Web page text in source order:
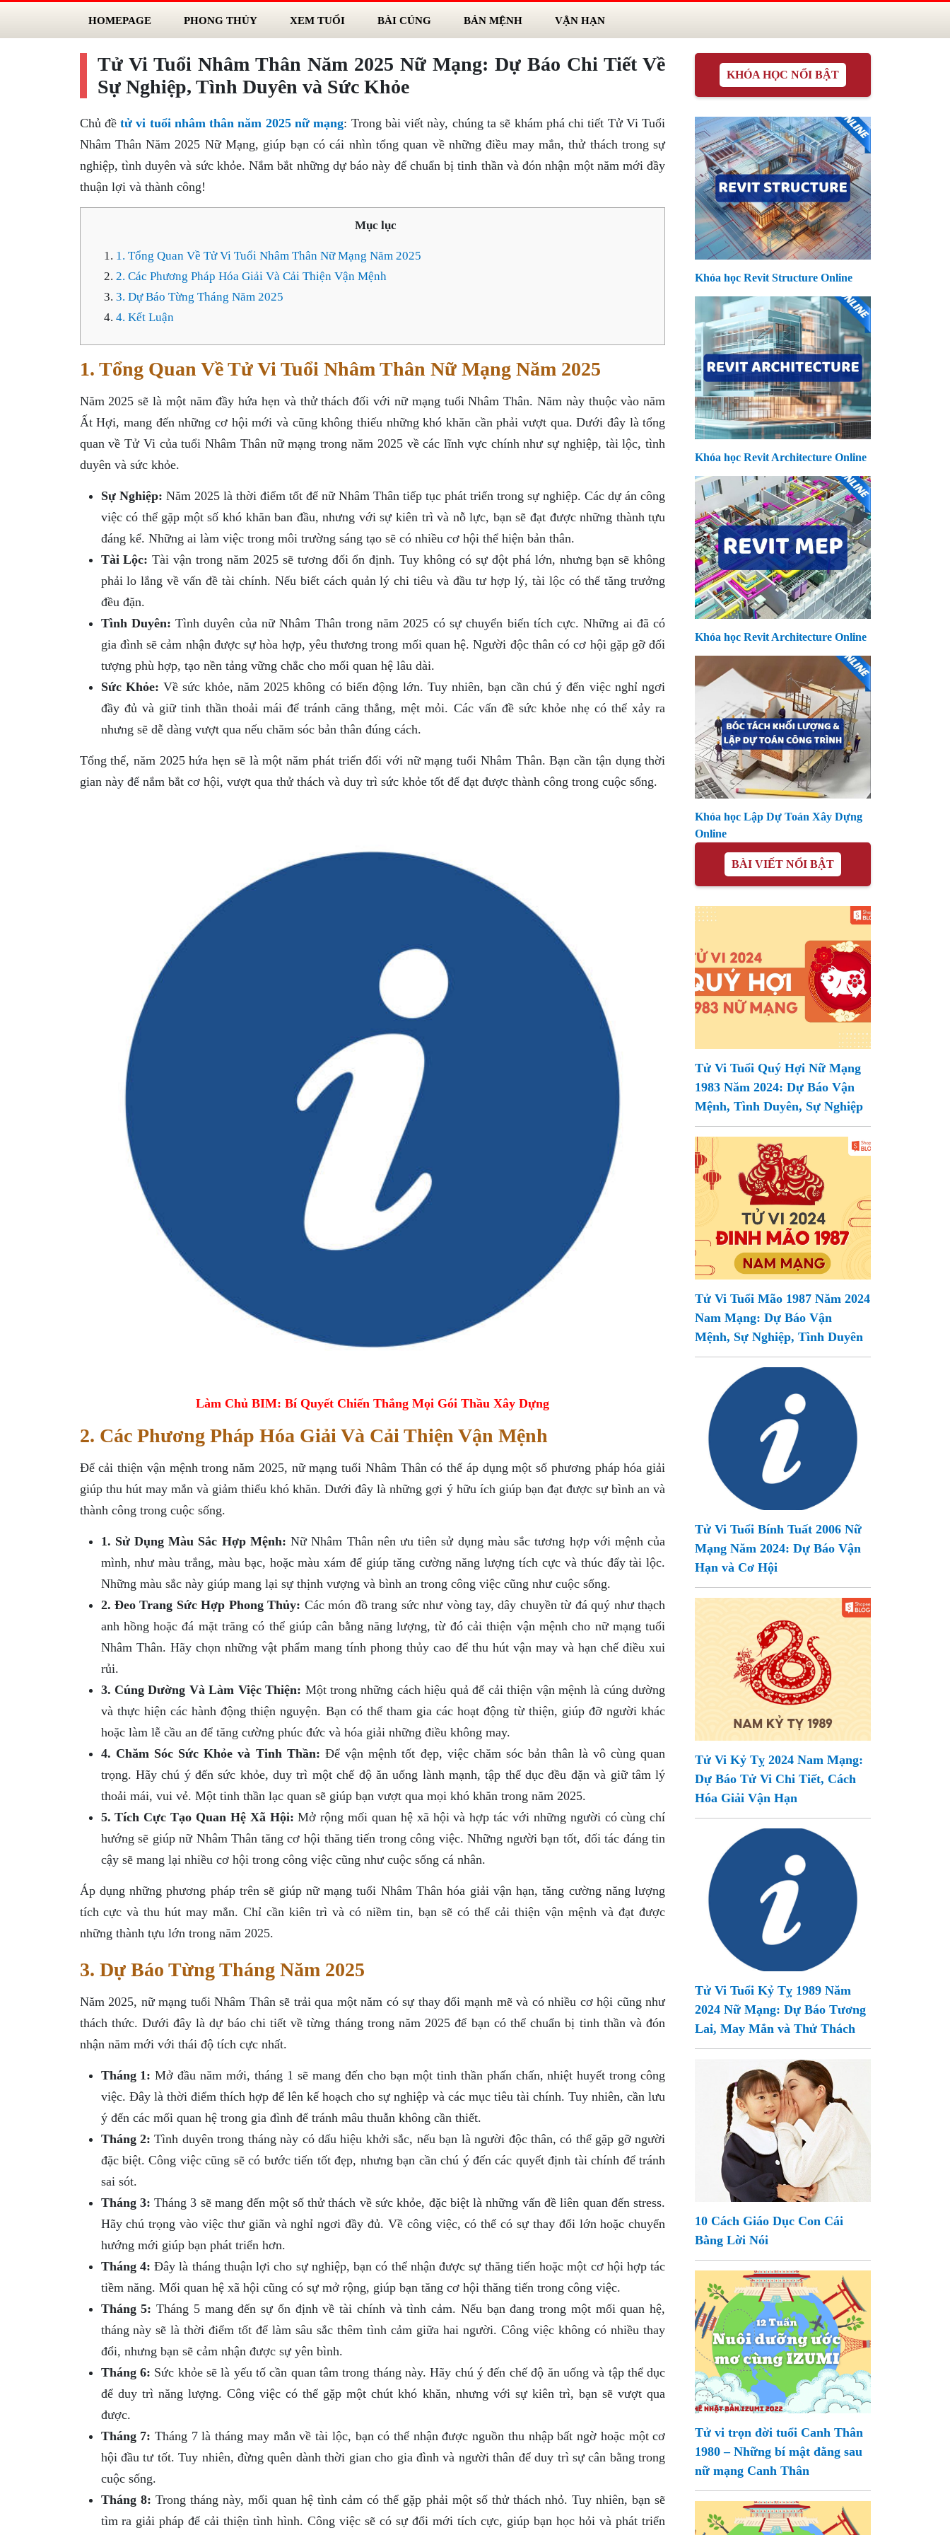
HOMEPAGE PHONG THỦY XEM TUỔI BÀI CÚNG BẢN MỆNH VẬN HẠN
Tử Vi Tuổi Nhâm Thân Năm 2025 Nữ Mạng: Dự Báo Chi Tiết Về
Sự Nghiệp, Tình Duyên và Sức Khỏe
Chủ đềtử vi tuổi nhâm thân năm 2025 nữ mạng: Trong bài viết này, chúng ta sẽ khám phá chi tiết Tử Vi Tuổi
Nhâm Thân Năm 2025 Nữ Mạng, giúp bạn có cái nhìn tổng quan về những điều may mắn, thử thách trong sự
nghiệp, tình duyên và sức khỏe. Nắm bắt những dự báo này để chuẩn bị tinh thần và đón nhận một năm mới đầy
thuận lợi và thành công!
Mục lục
1. Tổng Quan Về Tử Vi Tuổi Nhâm Thân Nữ Mạng Năm 2025
2. Các Phương Pháp Hóa Giải Và Cải Thiện Vận Mệnh
3. Dự Báo Từng Tháng Năm 2025
4. Kết Luận
1. Tổng Quan Về Tử Vi Tuổi Nhâm Thân Nữ Mạng Năm 2025
Năm 2025 sẽ là một năm đầy hứa hẹn và thử thách đối với nữ mạng tuổi Nhâm Thân. Năm này thuộc vào năm
Ất Hợi, mang đến những cơ hội mới và cũng không thiếu những khó khăn cần phải vượt qua. Dưới đây là tổng
quan về Tử Vi của tuổi Nhâm Thân nữ mạng trong năm 2025 về các lĩnh vực chính như sự nghiệp, tài lộc, tình
duyên và sức khỏe.
Sự Nghiệp: Năm 2025 là thời điểm tốt để nữ Nhâm Thân tiếp tục phát triển trong sự nghiệp. Các dự án công
việc có thể gặp một số khó khăn ban đầu, nhưng với sự kiên trì và nỗ lực, bạn sẽ đạt được những thành tựu
đáng kể. Những ai làm việc trong môi trường sáng tạo sẽ có nhiều cơ hội thể hiện bản thân.
Tài Lộc: Tài vận trong năm 2025 sẽ tương đối ổn định. Tuy không có sự đột phá lớn, nhưng bạn sẽ không
phải lo lắng về vấn đề tài chính. Nếu biết cách quản lý chi tiêu và đầu tư hợp lý, tài lộc có thể tăng trưởng
đều đặn.
Tình Duyên: Tình duyên của nữ Nhâm Thân trong năm 2025 có sự chuyển biến tích cực. Những ai đã có
gia đình sẽ cảm nhận được sự hòa hợp, yêu thương trong mối quan hệ. Người độc thân có cơ hội gặp gỡ đối
tượng phù hợp, tạo nền tảng vững chắc cho mối quan hệ lâu dài.
Sức Khỏe: Về sức khỏe, năm 2025 không có biến động lớn. Tuy nhiên, bạn cần chú ý đến việc nghỉ ngơi
đầy đủ và giữ tinh thần thoải mái để tránh căng thẳng, mệt mỏi. Các vấn đề sức khỏe nhẹ có thể xảy ra
nhưng sẽ dễ dàng vượt qua nếu chăm sóc bản thân đúng cách.
Tổng thể, năm 2025 hứa hẹn sẽ là một năm phát triển đối với nữ mạng tuổi Nhâm Thân. Bạn cần tận dụng thời
gian này để nắm bắt cơ hội, vượt qua thử thách và duy trì sức khỏe tốt để đạt được thành công trong cuộc sống.
Làm Chủ BIM: Bí Quyết Chiến Thắng Mọi Gói Thầu Xây Dựng
2. Các Phương Pháp Hóa Giải Và Cải Thiện Vận Mệnh
Để cải thiện vận mệnh trong năm 2025, nữ mạng tuổi Nhâm Thân có thể áp dụng một số phương pháp hóa giải
giúp thu hút may mắn và giảm thiểu khó khăn. Dưới đây là những gợi ý hữu ích giúp bạn đạt được sự bình an và
thành công trong cuộc sống.
1. Sử Dụng Màu Sắc Hợp Mệnh: Nữ Nhâm Thân nên ưu tiên sử dụng màu sắc tương hợp với mệnh của
mình, như màu trắng, màu bạc, hoặc màu xám để giúp tăng cường năng lượng tích cực và thúc đẩy tài lộc.
Những màu sắc này giúp mang lại sự thịnh vượng và bình an trong công việc cũng như cuộc sống.
2. Đeo Trang Sức Hợp Phong Thủy: Các món đồ trang sức như vòng tay, dây chuyền từ đá quý như thạch
anh hồng hoặc đá mặt trăng có thể giúp cân bằng năng lượng, từ đó cải thiện vận mệnh cho nữ mạng tuổi
Nhâm Thân. Hãy chọn những vật phẩm mang tính phong thủy cao để thu hút vận may và hạn chế điều xui
rủi.
3. Cúng Dường Và Làm Việc Thiện: Một trong những cách hiệu quả để cải thiện vận mệnh là cúng dường
và thực hiện các hành động thiện nguyện. Bạn có thể tham gia các hoạt động từ thiện, giúp đỡ người khác
hoặc làm lễ cầu an để tăng cường phúc đức và hóa giải những điều không may.
4. Chăm Sóc Sức Khỏe và Tinh Thần: Để vận mệnh tốt đẹp, việc chăm sóc bản thân là vô cùng quan
trọng. Hãy chú ý đến sức khỏe, duy trì một chế độ ăn uống lành mạnh, tập thể dục đều đặn và giữ tâm lý
thoải mái, vui vẻ. Một tinh thần lạc quan sẽ giúp bạn vượt qua mọi khó khăn trong năm 2025.
5. Tích Cực Tạo Quan Hệ Xã Hội: Mở rộng mối quan hệ xã hội và hợp tác với những người có cùng chí
hướng sẽ giúp nữ Nhâm Thân tăng cơ hội thăng tiến trong công việc. Những người bạn tốt, đối tác đáng tin
cậy sẽ mang lại nhiều cơ hội trong công việc cũng như cuộc sống cá nhân.
Áp dụng những phương pháp trên sẽ giúp nữ mạng tuổi Nhâm Thân hóa giải vận hạn, tăng cường năng lượng
tích cực và thu hút may mắn. Chỉ cần kiên trì và có niềm tin, bạn sẽ có thể cải thiện vận mệnh và đạt được
những thành tựu lớn trong năm 2025.
3. Dự Báo Từng Tháng Năm 2025
Năm 2025, nữ mạng tuổi Nhâm Thân sẽ trải qua một năm có sự thay đổi mạnh mẽ và có nhiều cơ hội cũng như
thách thức. Dưới đây là dự báo chi tiết về từng tháng trong năm 2025 để bạn có thể chuẩn bị tinh thần và đón
nhận năm mới với thái độ tích cực nhất.
Tháng 1: Mở đầu năm mới, tháng 1 sẽ mang đến cho bạn một tinh thần phấn chấn, nhiệt huyết trong công
việc. Đây là thời điểm thích hợp để lên kế hoạch cho sự nghiệp và các mục tiêu tài chính. Tuy nhiên, cần lưu
ý đến các mối quan hệ trong gia đình để tránh mâu thuẫn không cần thiết.
Tháng 2: Tình duyên trong tháng này có dấu hiệu khởi sắc, nếu bạn là người độc thân, có thể gặp gỡ người
đặc biệt. Công việc cũng sẽ có bước tiến tốt đẹp, nhưng bạn cần chú ý đến các quyết định tài chính để tránh
sai sót.
Tháng 3: Tháng 3 sẽ mang đến một số thử thách về sức khỏe, đặc biệt là những vấn đề liên quan đến stress.
Hãy chú trọng vào việc thư giãn và nghỉ ngơi đầy đủ. Về công việc, có thể có sự thay đổi lớn hoặc chuyển
hướng mới giúp bạn phát triển hơn.
Tháng 4: Đây là tháng thuận lợi cho sự nghiệp, bạn có thể nhận được sự thăng tiến hoặc một cơ hội hợp tác
tiềm năng. Mối quan hệ xã hội cũng có sự mở rộng, giúp bạn tăng cơ hội thăng tiến trong công việc.
Tháng 5: Tháng 5 mang đến sự ổn định về tài chính và tình cảm. Nếu bạn đang trong một mối quan hệ,
tháng này sẽ là thời điểm tốt để làm sâu sắc thêm tình cảm giữa hai người. Công việc không có nhiều thay
đổi, nhưng bạn sẽ cảm nhận được sự yên bình.
Tháng 6: Sức khỏe sẽ là yếu tố cần quan tâm trong tháng này. Hãy chú ý đến chế độ ăn uống và tập thể dục
để duy trì năng lượng. Công việc có thể gặp một chút khó khăn, nhưng với sự kiên trì, bạn sẽ vượt qua
được.
Tháng 7: Tháng 7 là tháng may mắn về tài lộc, bạn có thể nhận được nguồn thu nhập bất ngờ hoặc một cơ
hội đầu tư tốt. Tuy nhiên, đừng quên dành thời gian cho gia đình và người thân để duy trì sự cân bằng trong
cuộc sống.
Tháng 8: Trong tháng này, mối quan hệ tình cảm có thể gặp phải một số thử thách nhỏ. Tuy nhiên, bạn sẽ
tìm ra giải pháp để cải thiện tình hình. Công việc sẽ có sự đổi mới tích cực, giúp bạn học hỏi và phát triển
KHÓA HỌC NỔI BẬT
Khóa học Revit Structure Online
Khóa học Revit Architecture Online
Khóa học Revit Architecture Online
Khóa học Lập Dự Toán Xây Dựng
Online
BÀI VIẾT NỔI BẬT
Tử Vi Tuổi Quý Hợi Nữ Mạng
1983 Năm 2024: Dự Báo Vận
Mệnh, Tình Duyên, Sự Nghiệp
Tử Vi Tuổi Mão 1987 Năm 2024
Nam Mạng: Dự Báo Vận
Mệnh, Sự Nghiệp, Tình Duyên
Tử Vi Tuổi Bính Tuất 2006 Nữ
Mạng Năm 2024: Dự Báo Vận
Hạn và Cơ Hội
Tử Vi Kỷ Tỵ 2024 Nam Mạng:
Dự Báo Tử Vi Chi Tiết, Cách
Hóa Giải Vận Hạn
Tử Vi Tuổi Kỷ Tỵ 1989 Năm
2024 Nữ Mạng: Dự Báo Tương
Lai, May Mắn và Thử Thách
10 Cách Giáo Dục Con Cái
Bằng Lời Nói
Tử vi trọn đời tuổi Canh Thân
1980 – Những bí mật đằng sau
nữ mạng Canh Thân